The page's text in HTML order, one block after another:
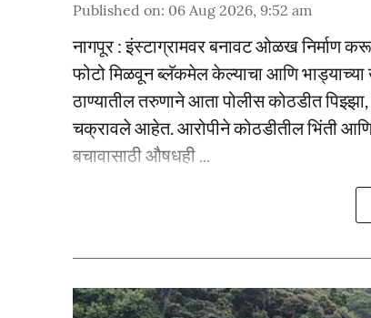
Published on: 06 Aug 2026, 9:52 am
नागपूर : इंस्टाग्रामवर बनावट ओळख निर्माण
फोटो मिळवून ब्लॅकमेल केल्याचा आणि
ठाण्यातील तरुणाने आता पोलीस कोठडीत
चक्रावले आहेत. आरोपीने कोठडीतील भिंती
बचावासाठी औषधही ...